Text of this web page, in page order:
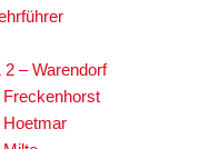
– Warendorf